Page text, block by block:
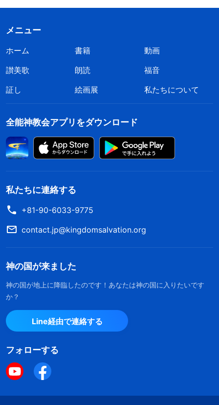
メニュー
ホーム 書籍
動画
讃美歌
朗読
福音
証し
絵画展 私たちについて
全能神教会アプリをダウンロード
私たちに連絡する
+81-90-6033-9775
contact.jp@kingdomsalvation.org
神の国が来ました
神の国が地上に降臨したのです！あなたは神の国に入りたいです
か？
Line経由で連絡する
フォローする